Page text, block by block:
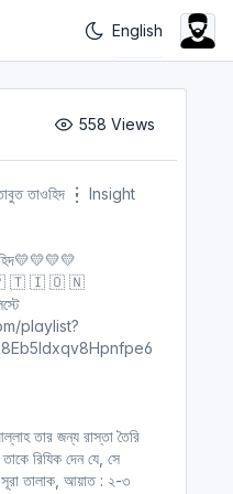
558 Views
তাওহিদ ┇ Insight
🇹 🇮 🇴 🇳
playlist?
তার জন্য রাস্তা তৈরি
রিযিক দেন যে, সে
সূরা তালাক, আয়াত : ২-৩